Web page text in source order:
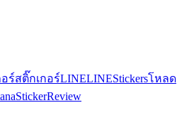
ร์สติ๊กเกอร์LINELINEStickersโหลด
StickerReview